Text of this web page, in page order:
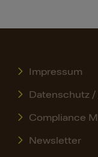
Impressum
Datenschutz /
Compliance
Newsletter